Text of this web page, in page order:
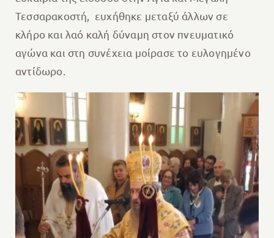
Τεσσαρακοστή, ευχήθηκε μεταξύ άλλων σε
κλήρο και λαό καλή δύναμη στον πνευματικό
αγώνα και στη συνέχεια μοίρασε το ευλογημένο
αντίδωρο.